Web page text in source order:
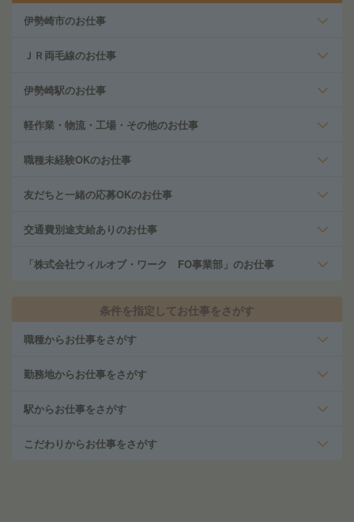
伊勢崎市のお仕事
ＪＲ両毛線のお仕事
伊勢崎駅のお仕事
軽作業・物流・工場・その他のお仕事
職種未経験OKのお仕事
友だちと一緒の応募OKのお仕事
交通費別途支給ありのお仕事
「株式会社ウィルオブ・ワーク FO事業部」のお仕事
条件を指定してお仕事をさがす
職種からお仕事をさがす
勤務地からお仕事をさがす
駅からお仕事をさがす
こだわりからお仕事をさがす